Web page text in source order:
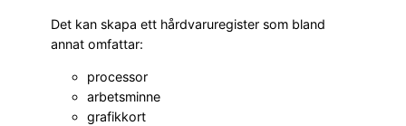
Det kan skapa ett hårdvaruregister som bland
annat omfattar:
processor
arbetsminne
grafikkort